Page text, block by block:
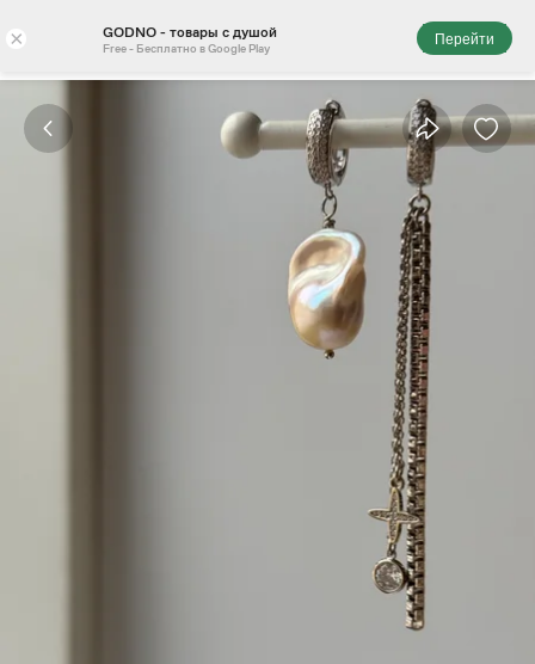
× GODNO - товары с душой
Free - Бесплатно в Google Play
Перейти